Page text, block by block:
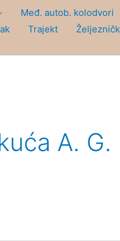
Međ. autob. kolodvori
Trajekt
A.